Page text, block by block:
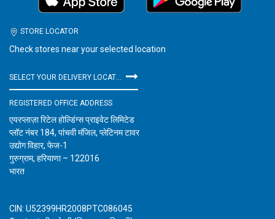
STORE LOCATOR
Check stores near your selected location
REGISTERED OFFICE ADDRESS
एयरप्लाज़ा रिटेल होल्डिंग्स प्राइवेट लिमिटेड
प्लॉट नंबर 184, पांचवी मंजिल, प्लेटिनम टावर
उद्योग विहार, फेज-1
गुरुग्राम, हरियाणा – 122016
भारत
CIN: U52399HR2008PTC086045